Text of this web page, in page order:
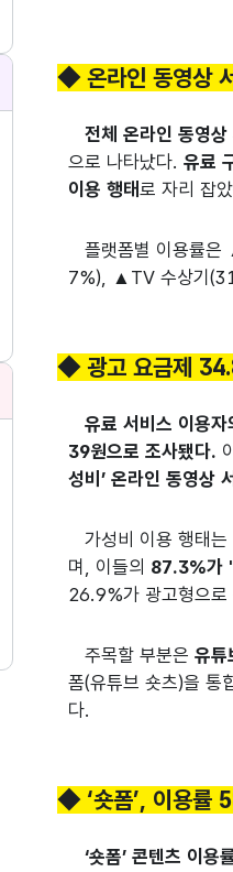
◆ 온라인 동영상
전체 온라인 동영
으로 나타났다.유료
이용 행태로 자리 잡
플랫폼별 이용률은
7%), ▲TV 수상기
◆ 광고 요금제
유료 서비스 이용
39원으로 조사됐다.
성비’ 온라인 동영
가성비 이용 행태
며, 이들의 87.3%가
26.9%가 광고형으로
주목할 부분은유
폼(유튜브 숏츠)을 통
다.
◆ ‘숏폼’, 이용률
‘숏폼’ 콘텐츠 이